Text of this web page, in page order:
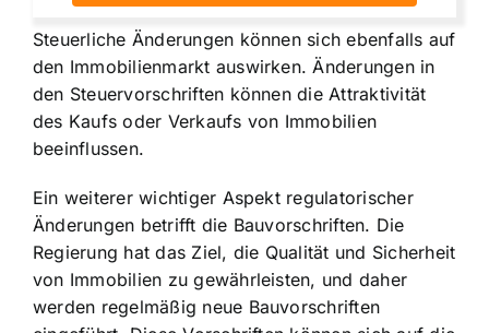
Steuerliche Änderungen können sich ebenfalls auf
den Immobilienmarkt auswirken. Änderungen in
den Steuervorschriften können die Attraktivität
des Kaufs oder Verkaufs von Immobilien
beeinflussen.
Ein weiterer wichtiger Aspekt regulatorischer
Änderungen betrifft die Bauvorschriften. Die
Regierung hat das Ziel, die Qualität und Sicherheit
von Immobilien zu gewährleisten, und daher
werden regelmäßig neue Bauvorschriften